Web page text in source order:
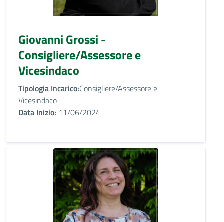
Giovanni Grossi -
Consigliere/Assessore e
Vicesindaco
Tipologia Incarico:Consigliere/Assessore e
Vicesindaco
Data Inizio: 11/06/2024